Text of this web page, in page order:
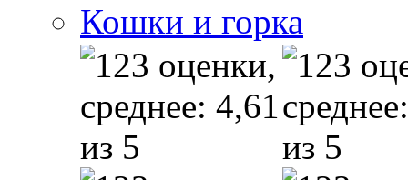
Кошки и горка